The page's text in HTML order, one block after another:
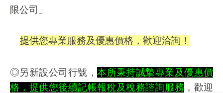
限公司」
提供您專業服務及優惠價格，歡迎洽詢！
◎另新設公司行號，本所秉持誠摯專業及優惠價
格，提供您後續記帳報稅及稅務諮詢服務 ，歡迎